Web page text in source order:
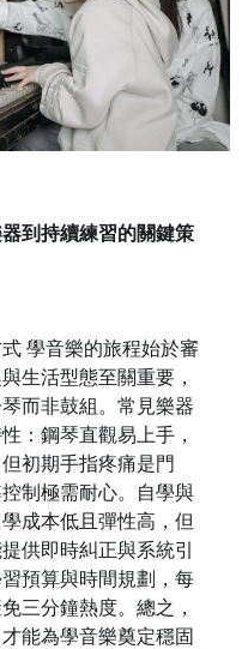
到持續練習的關鍵策
學音樂的旅程始於審
生活型態至關重要，
而非鼓組。常見樂器
：鋼琴直觀易上手，
初期手指疼痛是門
制極需耐心。自學與
成本低且彈性高，但
供即時糾正與系統引
預算與時間規劃，每
三分鐘熱度。總之，
能為學音樂奠定穩固